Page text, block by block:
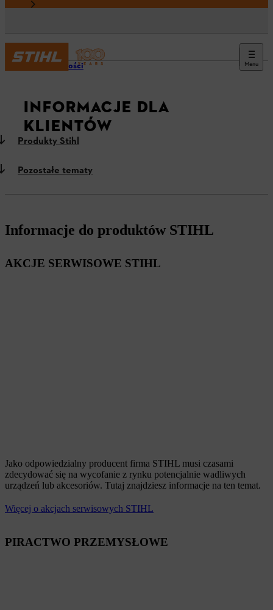
Menu
Aktualności
INFORMACJE DLA
KLIENTÓW
Produkty Stihl
Pozostałe tematy
Informacje do produktów STIHL
AKCJE SERWISOWE STIHL
Jako odpowiedzialny producent firma STIHL musi czasami
zdecydować się na wycofanie z rynku potencjalnie wadliwych
urządzeń lub akcesoriów. Tutaj znajdziesz informacje na ten temat.
Więcej o akcjach serwisowych STIHL
PIRACTWO PRZEMYSŁOWE